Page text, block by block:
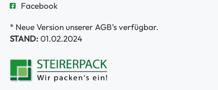
Facebook
* Neue Version unserer AGB’s verfügbar.
STAND: 01.02.2024